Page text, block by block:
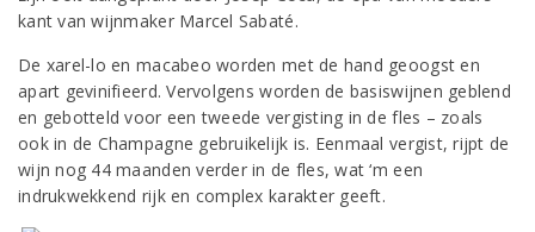
kant van wijnmaker Marcel Sabaté.
De xarel-lo en macabeo worden met de hand geoogst en
apart gevinifieerd. Vervolgens worden de basiswijnen geblend
en gebotteld voor een tweede vergisting in de fles – zoals
ook in de Champagne gebruikelijk is. Eenmaal vergist, rijpt de
wijn nog 44 maanden verder in de fles, wat ‘m een
indrukwekkend rijk en complex karakter geeft.